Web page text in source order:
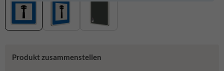
Produkt zusammenstellen